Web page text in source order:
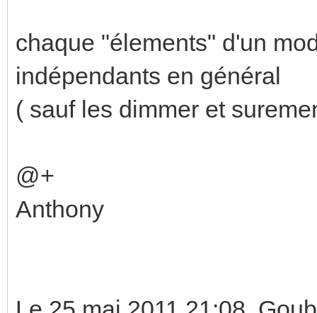
chaque "élements" d'un
indépendants en général
( sauf les dimmer et
@+
Anthony